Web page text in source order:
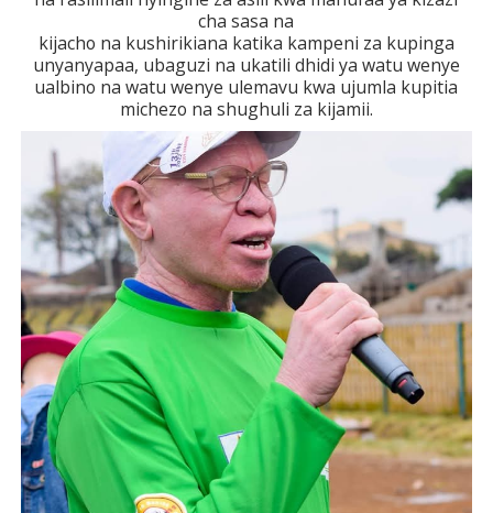
cha sasa na
kijacho na kushirikiana katika kampeni za kupinga
unyanyapaa, ubaguzi na ukatili dhidi ya watu wenye
ualbino na watu wenye ulemavu kwa ujumla kupitia
michezo na shughuli za kijamii.